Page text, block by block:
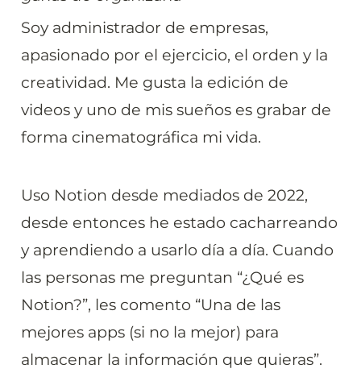
Soy administrador de empresas,
apasionado por el ejercicio, el orden y la
creatividad. Me gusta la edición de
videos y uno de mis sueños es grabar de
forma cinematográfica mi vida.
Uso Notion desde mediados de 2022,
desde entonces he estado cacharreando
y aprendiendo a usarlo día a día. Cuando
las personas me preguntan “¿Qué es
Notion?”, les comento “Una de las
mejores apps (si no la mejor) para
almacenar la información que quieras”.